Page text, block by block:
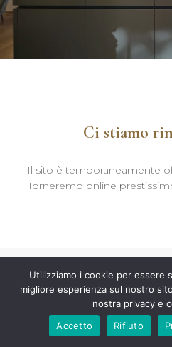
Ci stiamo
Il sito è temporaneamente
Torneremo online
Utilizziamo i cookie per essere
migliore esperienza sul nostro
nostra privacy e
Accetto
Rifiuto